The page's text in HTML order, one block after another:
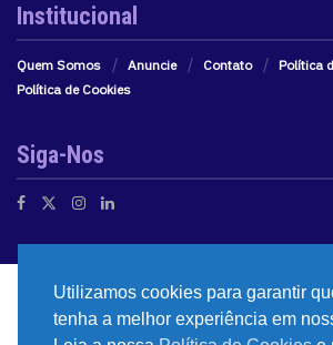
Institucional
Quem Somos Anuncie Contato
Política
Política de Cookies
Siga-Nos
Utilizamos cookies para garantir
tenha a melhor experiência em